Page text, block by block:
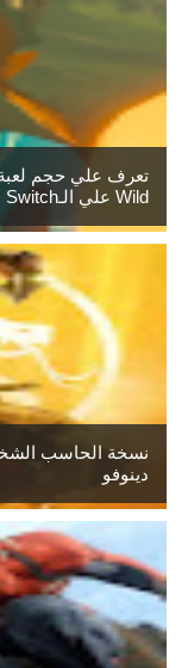
Wild علي الـSwitch
دينوفو